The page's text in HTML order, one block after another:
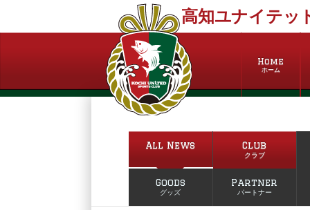
高知ユナイテッ
Home
ホーム
All News Club
クラブ
Goods
グッズ
Partner
パートナー